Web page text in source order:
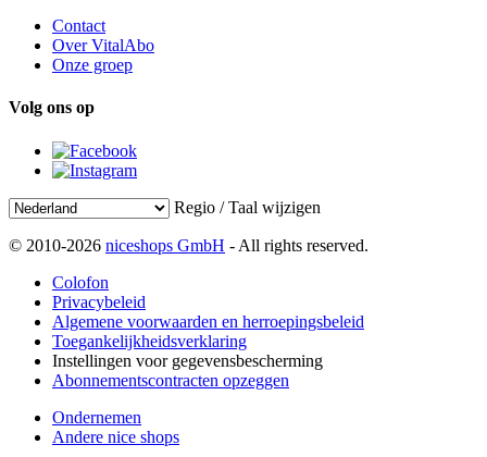
Contact
Over VitalAbo
Onze groep
Volg ons op
Regio / Taal wijzigen
© 2010-2026 niceshops GmbH - All rights reserved.
Colofon
Privacybeleid
Algemene voorwaarden en herroepingsbeleid
Toegankelijkheidsverklaring
Instellingen voor gegevensbescherming
Abonnementscontracten opzeggen
Ondernemen
Andere nice shops